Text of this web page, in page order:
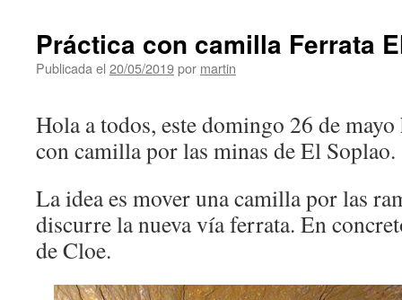
Práctica con camilla Ferrata
Publicada el 20/05/2019por martin
Hola a todos, este domingo 26 de
con camilla por las minas de El Soplao.
La idea es mover una camilla por las
discurre la nueva vía ferrata. En
de Cloe.